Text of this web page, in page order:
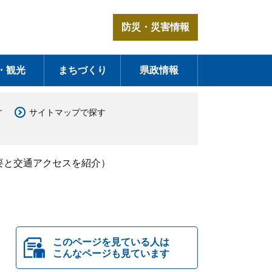
防災・災害情報
観光 まちづくり 県政情報
サイトマップで探す
交通アクセスを紹介）
このページを見ている人は
こんなページも見ています